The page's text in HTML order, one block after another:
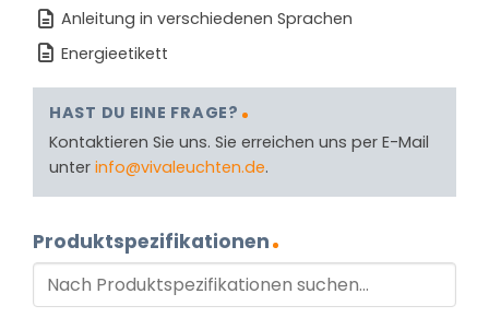
Anleitung in verschiedenen Sprachen
Energieetikett
HAST DU EINE FRAGE?
Kontaktieren Sie uns. Sie erreichen uns per E-Mail
unter info@vivaleuchten.de.
Produktspezifikationen